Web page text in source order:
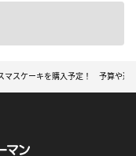
マスケーキを購入予定！ 予算や選